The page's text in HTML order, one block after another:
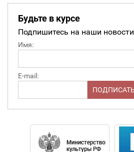
Будьте в курсе
Подпишитесь на наши новости
Имя:
E-mail: